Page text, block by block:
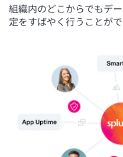
組織内のどこからでもデ
定をすばやく行うことがで